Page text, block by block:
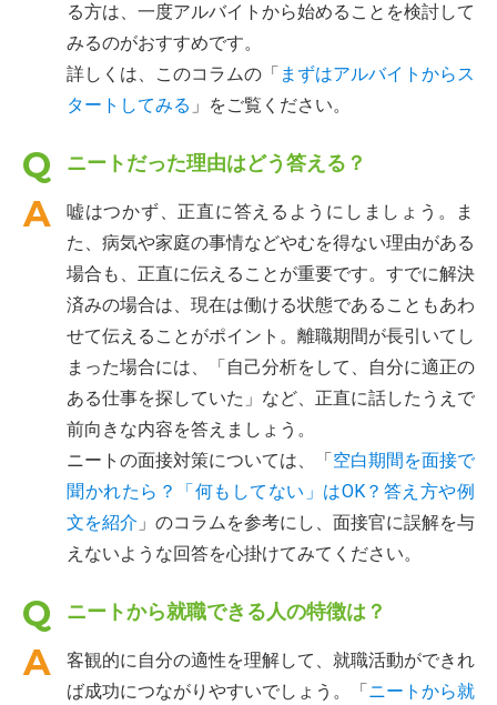
る方は、一度アルバイトから始めることを検討して
みるのがおすすめです。
詳しくは、このコラムの「 まずはアルバイトからス
タートしてみる 」をご覧ください。
ニートだった理由はどう答える？
嘘はつかず、正直に答えるようにしましょう。ま
た、病気や家庭の事情などやむを得ない理由がある
場合も、正直に伝えることが重要です。すでに解決
済みの場合は、現在は働ける状態であることもあわ
せて伝えることがポイント。離職期間が長引いてし
まった場合には、「自己分析をして、自分に適正の
ある仕事を探していた」など、正直に話したうえで
前向きな内容を答えましょう。
ニートの面接対策については、「空白期間を面接で
聞かれたら？「何もしてない」はOK？答え方や例
文を紹介 」のコラムを参考にし、面接官に誤解を与
えないような回答を心掛けてみてください。
ニートから就職できる人の特徴は？
客観的に自分の適性を理解して、就職活動ができれ
ば成功につながりやすいでしょう。「ニートから就